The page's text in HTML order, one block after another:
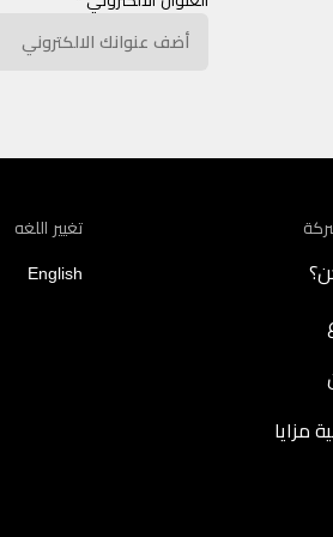
مزايا
تغيير اللغه
English